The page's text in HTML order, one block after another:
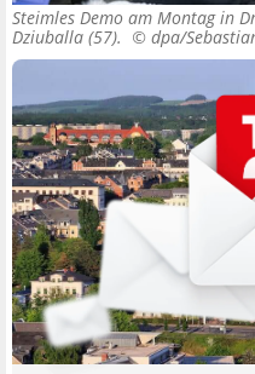
Steimles Demo am Montag in
Dziuballa (57). © dpa/